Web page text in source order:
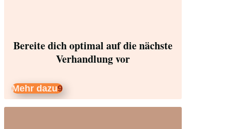
Bereite dich optimal auf die nächste
Verhandlung vor
Mehr dazu